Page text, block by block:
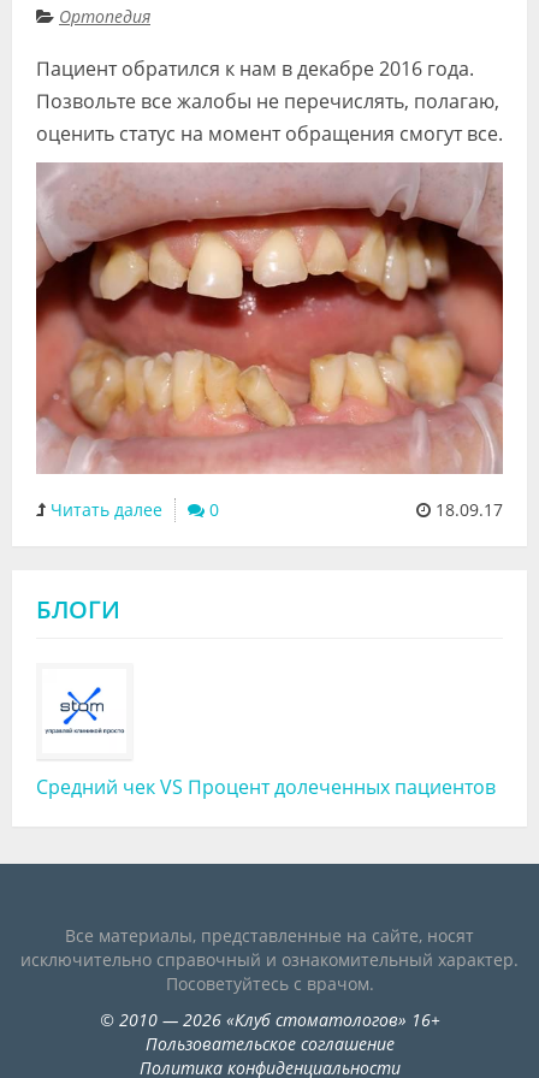
Видео
Форум
Специалисты
Галерея
Блоги
Лаборатории
Ортопедия
Пациент обратился к нам в декабре 2016 года.
Позвольте все жалобы не перечислять, полагаю,
оценить статус на момент обращения смогут все.
Читать далее 0 18.09.17
БЛОГИ
Средний чек VS Процент долеченных пациентов
Все материалы, представленные на сайте, носят
исключительно справочный и ознакомительный характер.
Посоветуйтесь с врачом.
© 2010— 2026«Клуб стоматологов» 16+
Пользовательское соглашение
Политика конфиденциальности